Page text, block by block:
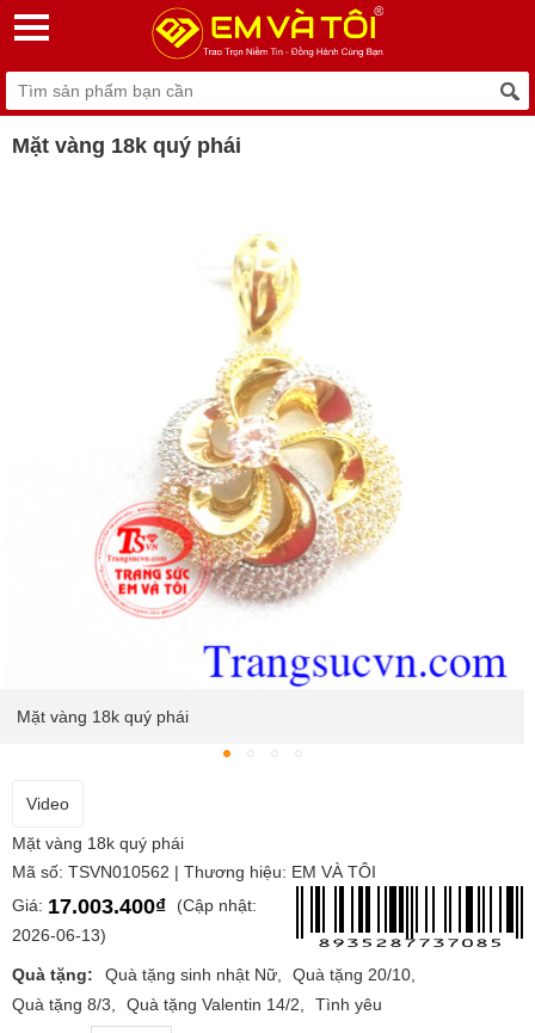
Mặt vàng 18k quý phái
Mặt vàng 18k quý phái
Video
Mặt vàng 18k quý phái
Mã số: TSVN010562 | Thương hiệu: EM VÀ TÔI
Giá: 17.003.400₫
(Cập nhật:
2026-06-13)
Quà tặng: Quà tặng sinh nhật Nữ
Quà tặng 20/10
Quà tặng 8/3
Quà tặng Valentin 14/2 Tình yêu